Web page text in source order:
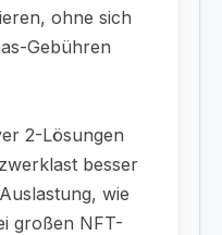
ohne sich
Gebühren
2-Lösungen
besser
wie
großen NFT-